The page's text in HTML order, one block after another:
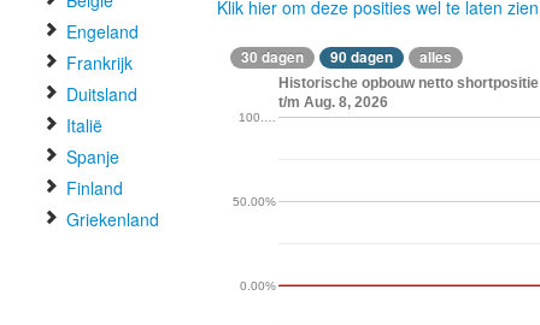
Engeland
Frankrijk
Duitsland
Italië
Spanje
Finland
Griekenland
Klik hier om deze posities wel te laten zien
30 dagen 90 dagen alles
Historische opbouw netto
t/m Aug. 8, 2026
0.00%
50.00%
100.…